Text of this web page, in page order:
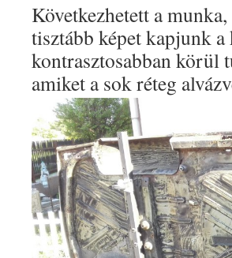
Következhetett a
tisztább képet kapjunk
kontrasztosabban körül
amiket a sok réteg